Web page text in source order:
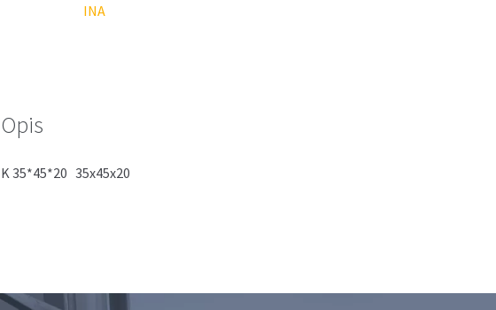
INA
Opis
K 35*45*20 35x45x20